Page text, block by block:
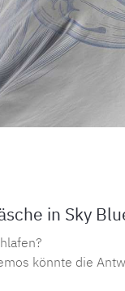
in Sky
könnte die